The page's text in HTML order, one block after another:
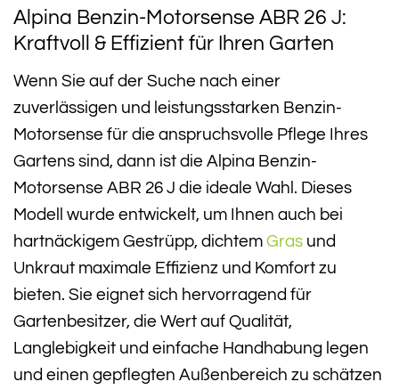
Alpina Benzin-Motorsense ABR 26 J:
Kraftvoll & Effizient für Ihren Garten
Wenn Sie auf der Suche nach einer
zuverlässigen und leistungsstarken Benzin-
Motorsense für die anspruchsvolle Pflege Ihres
Gartens sind, dann ist die Alpina Benzin-
Motorsense ABR 26 J die ideale Wahl. Dieses
Modell wurde entwickelt, um Ihnen auch bei
hartnäckigem Gestrüpp, dichtem Gras und
Unkraut maximale Effizienz und Komfort zu
bieten. Sie eignet sich hervorragend für
Gartenbesitzer, die Wert auf Qualität,
Langlebigkeit und einfache Handhabung legen
und einen gepflegten Außenbereich zu schätzen